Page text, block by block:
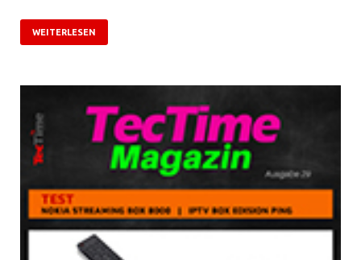
WEITERLESEN